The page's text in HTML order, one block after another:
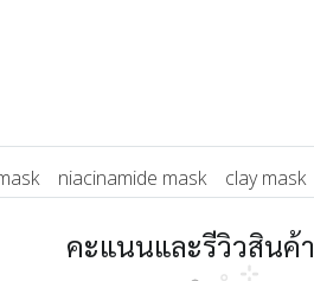
niacinamide mask clay mask
คะแนนและรีวิวสินค้า